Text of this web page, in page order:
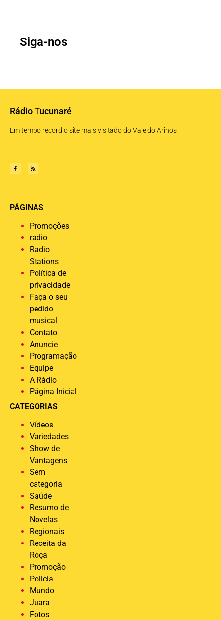
Siga-nos
Rádio Tucunaré
Em tempo record o site mais visitado do Vale do Arinos
PÁGINAS
Promoções
radio
Radio
Stations
Política de
privacidade
Faça o seu
pedido
musical
Contato
Anuncie
Programação
Equipe
A Rádio
Página Inicial
CATEGORIAS
Vídeos
Variedades
Show de
Vantagens
Sem
categoria
Saúde
Resumo de
Novelas
Regionais
Receita da
Roça
Promoção
Policia
Mundo
Juara
Fotos